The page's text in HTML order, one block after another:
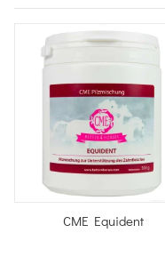
CME Equident